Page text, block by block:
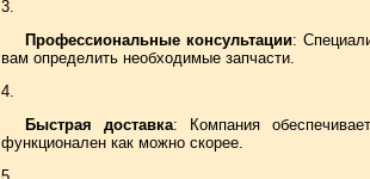
Профессиональные консультации:
вам определить необходимые запчасти.
Быстрая доставка: Компания
функционален как можно скорее.